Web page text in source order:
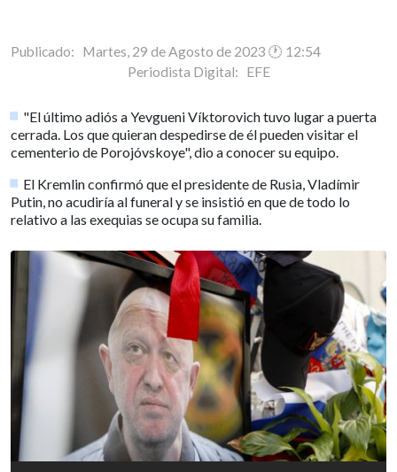
Publicado: Martes, 29 de Agosto de 2023 🕐 12:54
Periodista Digital: EFE
"El último adiós a Yevgueni Víktorovich tuvo lugar a puerta
cerrada. Los que quieran despedirse de él pueden visitar el
cementerio de Porojóvskoye", dio a conocer su equipo.
El Kremlin confirmó que el presidente de Rusia, Vladímir
Putin, no acudiría al funeral y se insistió en que de todo lo
relativo a las exequias se ocupa su familia.